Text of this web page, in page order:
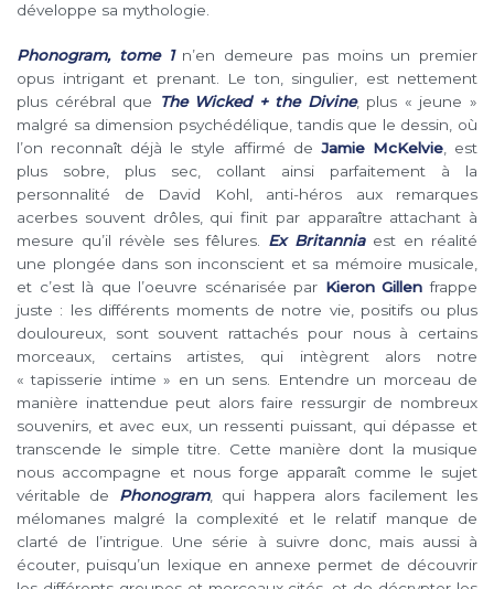
développe sa mythologie.
Phonogram, tome 1n’en demeure pas moins un premier
opus intrigant et prenant. Le ton, singulier, est nettement
plus cérébral que
The Wicked + the Divine, plus « jeune »
malgré sa dimension psychédélique, tandis que le dessin, où
l’on reconnaît déjà le style affirmé de Jamie McKelvie, est
plus sobre, plus sec, collant ainsi parfaitement à la
personnalité de David Kohl, anti-héros aux remarques
acerbes souvent drôles, qui finit par apparaître attachant à
mesure qu’il révèle ses fêlures. Ex Britanniaest en réalité
une plongée dans son inconscient et sa mémoire musicale,
et c’est là que l’oeuvre scénarisée par Kieron Gillen frappe
juste : les différents moments de notre vie, positifs ou plus
douloureux, sont souvent rattachés pour nous à certains
morceaux, certains artistes, qui intègrent alors notre
« tapisserie intime » en un sens. Entendre un morceau de
manière inattendue peut alors faire ressurgir de nombreux
souvenirs, et avec eux, un ressenti puissant, qui dépasse et
transcende le simple titre. Cette manière dont la musique
nous accompagne et nous forge apparaît comme le sujet
véritable de Phonogram, qui happera alors facilement les
mélomanes malgré la complexité et le relatif manque de
clarté de l’intrigue. Une série à suivre donc, mais aussi à
écouter, puisqu’un lexique en annexe permet de découvrir